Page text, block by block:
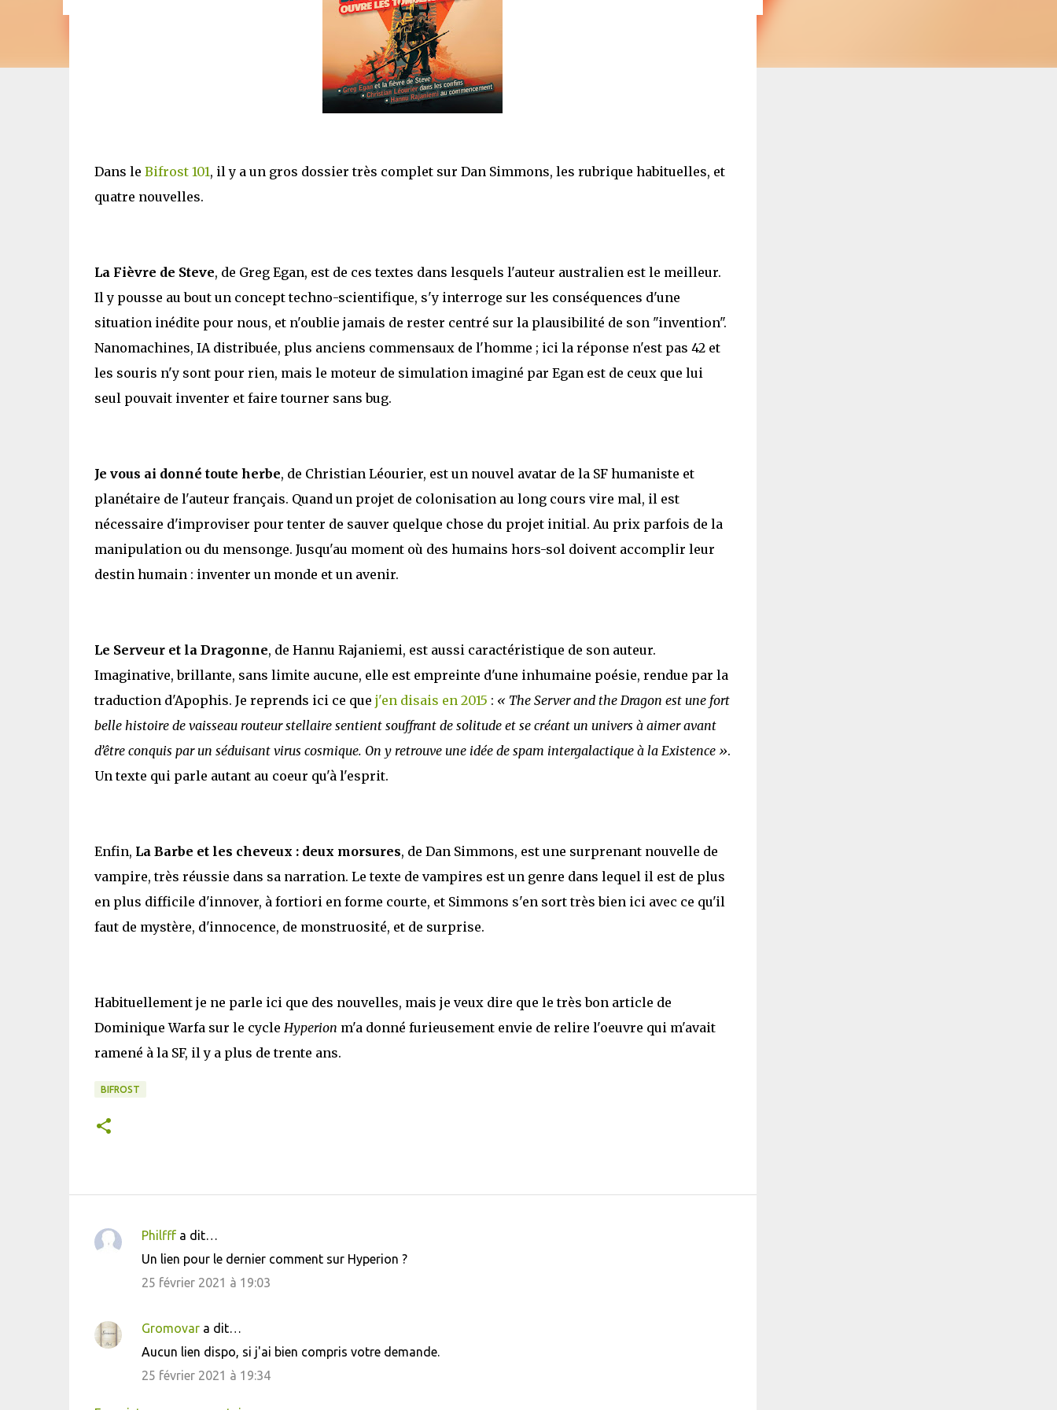
Dans le Bifrost 101, il y a un gros dossier très complet sur Dan Simmons, les rubrique habituelles, et
quatre nouvelles.
La Fièvre de Steve, de Greg Egan, est de ces textes dans lesquels l'auteur australien est le meilleur.
Il y pousse au bout un concept techno-scientifique, s'y interroge sur les conséquences d'une
situation inédite pour nous, et n'oublie jamais de rester centré sur la plausibilité de son "invention".
Nanomachines, IA distribuée, plus anciens commensaux de l'homme ; ici la réponse n'est pas 42 et
les souris n'y sont pour rien, mais le moteur de simulation imaginé par Egan est de ceux que lui
seul pouvait inventer et faire tourner sans bug.
Je vous ai donné toute herbe, de Christian Léourier, est un nouvel avatar de la SF humaniste et
planétaire de l'auteur français. Quand un projet de colonisation au long cours vire mal, il est
nécessaire d'improviser pour tenter de sauver quelque chose du projet initial. Au prix parfois de la
manipulation ou du mensonge. Jusqu'au moment où des humains hors-sol doivent accomplir leur
destin humain : inventer un monde et un avenir.
Le Serveur et la Dragonne, de Hannu Rajaniemi, est aussi caractéristique de son auteur.
Imaginative, brillante, sans limite aucune, elle est empreinte d'une inhumaine poésie, rendue par la
traduction d'Apophis. Je reprends ici ce que j'en disais en 2015 : « The Server and the Dragon est une fort
belle histoire de vaisseau routeur stellaire sentient souffrant de solitude et se créant un univers à aimer avant
d’être conquis par un séduisant virus cosmique. On y retrouve une idée de spam intergalactique à la Existence ».
Un texte qui parle autant au coeur qu'à l'esprit.
Enfin, La Barbe et les cheveux : deux morsures, de Dan Simmons, est une surprenant nouvelle de
vampire, très réussie dans sa narration. Le texte de vampires est un genre dans lequel il est de plus
en plus difficile d'innover, à fortiori en forme courte, et Simmons s'en sort très bien ici avec ce qu'il
faut de mystère, d'innocence, de monstruosité, et de surprise.
Habituellement je ne parle ici que des nouvelles, mais je veux dire que le très bon article de
Dominique Warfa sur le cycle Hyperion m'a donné furieusement envie de relire l'oeuvre qui m'avait
ramené à la SF, il y a plus de trente ans.
BIFROST
C
e
Philfffa dit…
Un lien pour le dernier comment sur Hyperion ?
25 février 2021 à 19:03
Gromovara dit…
Aucun lien dispo, si j'ai bien compris votre demande.
25 février 2021 à 19:34